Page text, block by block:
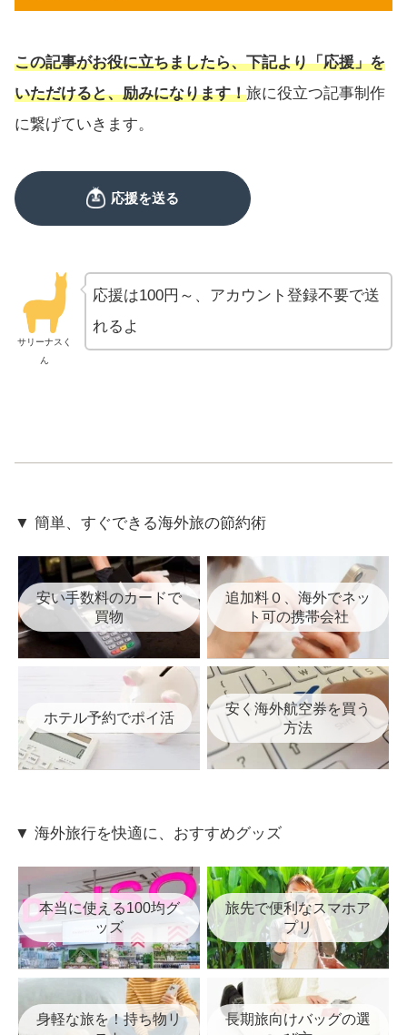
この記事がお役に立ちましたら、下記より「応援」を
いただけると、励みになります！旅に役立つ記事制作
に繋げていきます。
サリーナスく
ん
応援は100円～、アカウント登録不要で送
れるよ
▼ 簡単、すぐできる海外旅の節約術
安い手数料のカードで
買物
追加料０、海外でネッ
ト可の携帯会社
ホテル予約でポイ活
安く海外航空券を買う
方法
▼ 海外旅行を快適に、おすすめグッズ
本当に使える100均グ
ッズ
旅先で便利なスマホア
プリ
身軽な旅を！持ち物リ
長期旅向けバッグの選